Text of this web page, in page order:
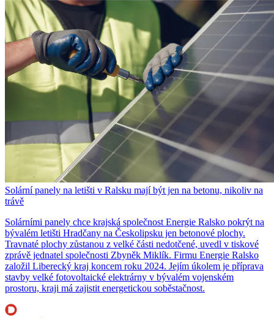
Solární panely na letišti v Ralsku mají být jen na betonu, nikoliv na
trávě
Solárními panely chce krajská společnost Energie Ralsko pokrýt na
bývalém letišti Hradčany na Českolipsku jen betonové plochy.
Travnaté plochy zůstanou z velké části nedotčené, uvedl v tiskové
zprávě jednatel společnosti Zbyněk Miklík. Firmu Energie Ralsko
založil Liberecký kraj koncem roku 2024. Jejím úkolem je příprava
stavby velké fotovoltaické elektrárny v bývalém vojenském
prostoru, kraji má zajistit energetickou soběstačnost.